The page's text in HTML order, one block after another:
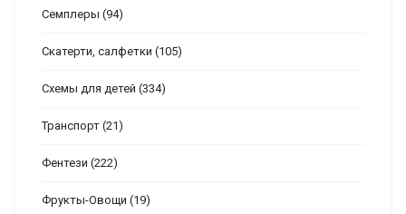
Семплеры (94)
Скатерти, салфетки (105)
Схемы для детей (334)
Транспорт (21)
Фентези (222)
Фрукты-Овощи (19)